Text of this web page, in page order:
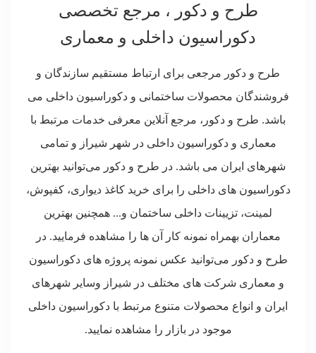
طرح و دکور ، مرجع تخصصی
دکوراسیون داخلی و معماری
طرح و دکور مرجعی برای ارتباط مستقیم سازندگان و
فروشندگان محصولات ساختمانی و دکوراسیون داخلی می
باشد. طرح و دکور، مرجع آنلاین معرفی خدمات مرتبط با
معماری و دکوراسیون داخلی در شهر شیراز و تمامی
شهرهای ایران می باشد. در طرح و دکور می‌توانید بهترین
دکوراسیون های داخلی را برای خرید کاغذ دیواری، کفپوش،
لمینت، تزیینات داخلی ساختمان و... همچنین بهترین
معماران بهمراه نمونه کار آن ها را مشاهده فرمایید. در
طرح و دکور می‌توانید عکس نمونه پروژه های دکوراسیون
و معماری شرکت های مختلف در شیراز وسایر شهرهای
ایران و انواع محصولات متنوع مرتبط با دکوراسیون داخلی
موجود در بازار را مشاهده نمایید.